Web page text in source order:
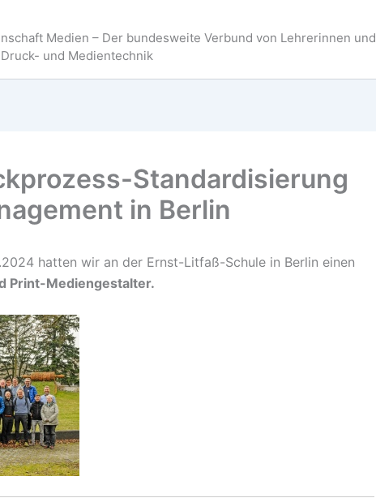
Medien – Der bundesweite Verbund von Lehrerinnen und
und Medientechnik
Standardisierung
in Berlin
hatten wir an der Ernst-Litfaß-Schule in Berlin einen
Print-Mediengestalter.